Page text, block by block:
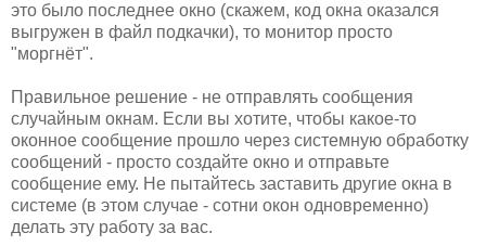
это было последнее окно (скажем, код окна оказался
выгружен в файл подкачки), то монитор просто
"моргнёт".
Правильное решение - не отправлять сообщения
случайным окнам. Если вы хотите, чтобы какое-то
оконное сообщение прошло через системную обработку
сообщений - просто создайте окно и отправьте
сообщение ему. Не пытайтесь заставить другие окна в
системе (в этом случае - сотни окон одновременно)
делать эту работу за вас.